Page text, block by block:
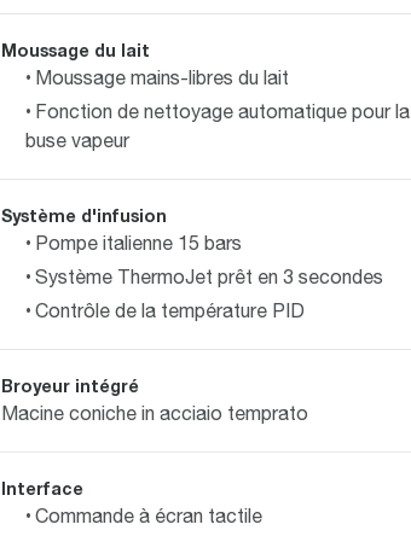
Moussage du lait
Moussage mains-libres du lait
Fonction de nettoyage automatique pour la
buse vapeur
Système d'infusion
Pompe italienne 15 bars
Système ThermoJet prêt en 3 secondes
Contrôle de la température PID
Broyeur intégré
Macine coniche in acciaio temprato
Interface
Commande à écran tactile